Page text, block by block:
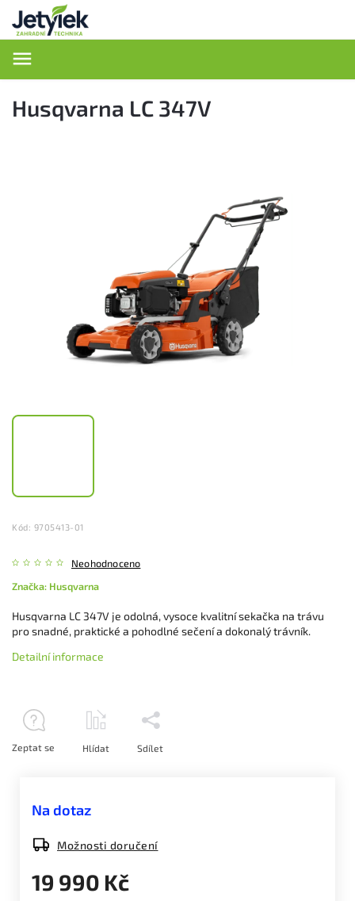
Husqvarna LC 347V
Kód: 9705413-01
Neohodnoceno
Značka: Husqvarna
19 990 Kč
Na dotaz
Možnosti doručení
Husqvarna LC 347V je odolná, vysoce kvalitní sekačka na trávu
pro snadné, praktické a pohodlné sečení a dokonalý trávník.
Detailní informace
Zeptat se Hlídat Sdílet